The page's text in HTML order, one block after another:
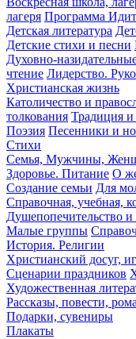
лагеря Программа
Детская литература
Детские стихи и песни
Духовно-
чтение Лидерство.
Христианская жизнь
Католичество и
толкования Традиция и
Поэзия Песенники и
Стихи
Семья, Мужчины,
Здоровье. Питание О
Создание семьи Для
Справочная, учебная,
Душепопечительство и
Малые группы
История. Религии
Христианский досуг,
Сценарии праздников
Художественная
Рассказы, повести,
Подарки, сувениры
Плакаты